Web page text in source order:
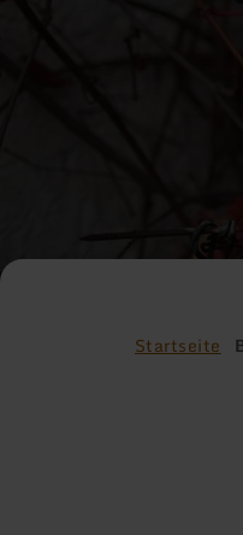
Startseite